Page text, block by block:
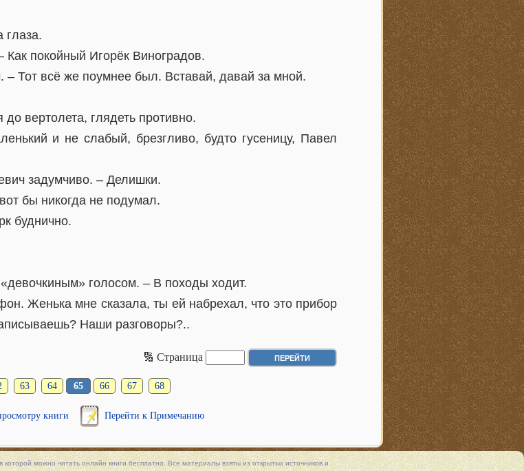
глаза.
покойный Игорёк Виноградов.
– Тот всё же поумнее был. Вставай, давай за мной.
вертолета, глядеть противно.
и не слабый, брезгливо, будто гусеницу, Павел
задумчиво. – Делишки.
бы никогда не подумал.
буднично.
голосом. – В походы ходит.
Женька мне сказала, ты ей набрехал, что это прибор
Наши разговоры?..
🔢 Страница
63 64 65 66 67 68
книги Перейти к Примечанию
которой можночитать онлайн книгибесплатно. Все материалы взяты из открытых источников и